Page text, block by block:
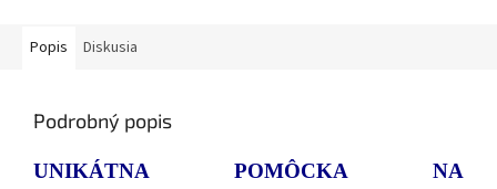
Popis Diskusia
Podrobný popis
UNIKÁTNA POMÔCKA NA